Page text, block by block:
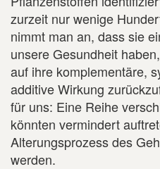
zurzeit nur wenige
nimmt man an, dass sie
unsere Gesundheit
auf ihre komplementäre,
additive Wirkung
für uns: Eine Reihe
könnten vermindert
Alterungsprozess des
werden.